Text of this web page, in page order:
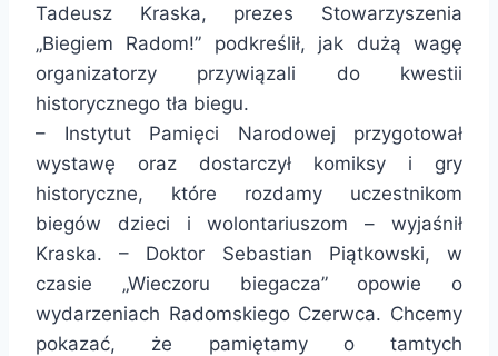
Tadeusz Kraska, prezes Stowarzyszenia
„Biegiem Radom!” podkreślił, jak dużą wagę
organizatorzy przywiązali do kwestii
historycznego tła biegu.
– Instytut Pamięci Narodowej przygotował
wystawę oraz dostarczył komiksy i gry
historyczne, które rozdamy uczestnikom
biegów dzieci i wolontariuszom – wyjaśnił
Kraska. – Doktor Sebastian Piątkowski, w
czasie „Wieczoru biegacza” opowie o
wydarzeniach Radomskiego Czerwca. Chcemy
pokazać, że pamiętamy o tamtych